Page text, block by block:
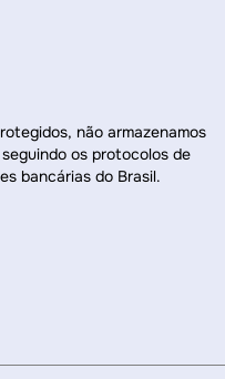
não armazenamos
os protocolos de
bancárias do Brasil.